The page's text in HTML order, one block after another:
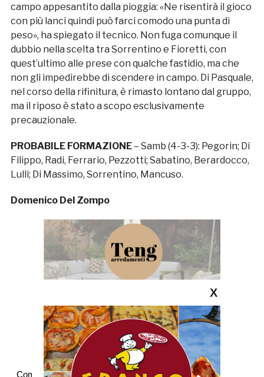
campo appesantito dalla pioggia: «Ne risentirà il gioco
con più lanci quindi può farci comodo una punta di
peso», ha spiegato il tecnico. Non fuga comunque il
dubbio nella scelta tra Sorrentino e Fioretti, con
quest’ultimo alle prese con qualche fastidio, ma che
non gli impedirebbe di scendere in campo. Di Pasquale,
nel corso della rifinitura, è rimasto lontano dal gruppo,
ma il riposo è stato a scopo esclusivamente
precauzionale.
PROBABILE FORMAZIONE – Samb (4-3-3): Pegorin; Di
Filippo, Radi, Ferrario, Pezzotti; Sabatino, Berardocco,
Lulli; Di Massimo, Sorrentino, Mancuso.
Domenico Del Zompo
Commenti
X